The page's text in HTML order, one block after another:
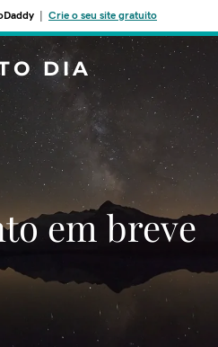
Crie o seu site gratuito
DIA
em breve